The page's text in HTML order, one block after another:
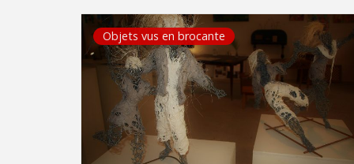
Objets vus en brocante